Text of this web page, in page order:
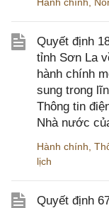
Quyết định
tỉnh Sơn La
hành chính
sung trong
Thông tin
Nhà nước
Hành chính
lịch
Quyết định